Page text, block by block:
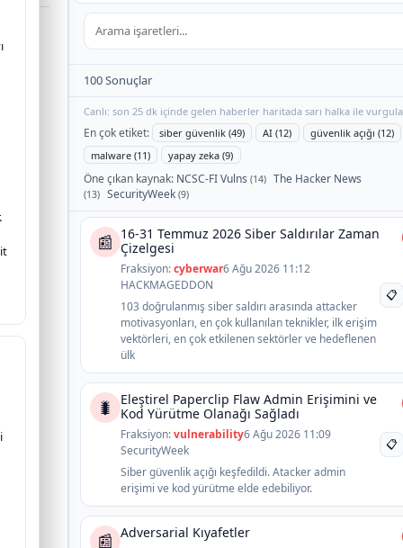
100 Sonuçlar
Canlı: son 25 dk içinde gelen haberler haritada sarı halka ile
En çok etiket: siber güvenlik (49) AI (12)
güvenlik açığı (12)
malware (11)
yapay zeka (9)
Öne çıkan kaynak: NCSC-FI Vulns (14) The Hacker News
(13) SecurityWeek (9)
📰 16-31 Temmuz 2026 Siber Saldırılar Zaman
Çizelgesi
Fraksiyon:cyberwar6 Ağu 2026 11:12
HACKMAGEDDON
103 doğrulanmış siber saldırı arasında attacker
motivasyonları, en çok kullanılan teknikler, ilk erişim
vektörleri, en çok etkilenen sektörler ve hedeflenen
ülk
📋
🐛
Eleştirel Paperclip Flaw Admin Erişimini ve
Kod Yürütme Olanağı Sağladı
Fraksiyon:vulnerability6 Ağu 2026 11:09
SecurityWeek
Siber güvenlik açığı keşfedildi. Atacker admin
erişimi ve kod yürütme elde edebiliyor.
📋
📰 Adversarial Kıyafetler